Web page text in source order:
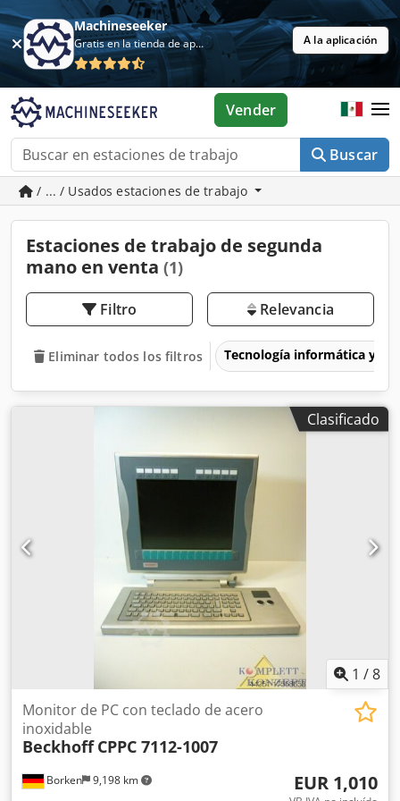
Machineseeker
Gratis en la tienda de aplicaciones A la aplicación
Buscar
Vender
/ ... / Usados estaciones de trabajo
Estaciones de trabajo de segunda
mano en venta (1)
Filtro Relevancia
Eliminar todos los filtros Tecnología informática y
Clasificado
1 /8
Borken 9,198 km
Monitor de PC con teclado de acero
inoxidable
Beckhoff CPPC 7112-1007
EUR 1,010